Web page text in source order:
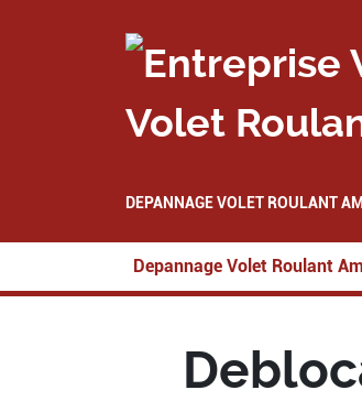
Volet
DEPANNAGE VOLET ROULANT
Depannage Volet Roulant